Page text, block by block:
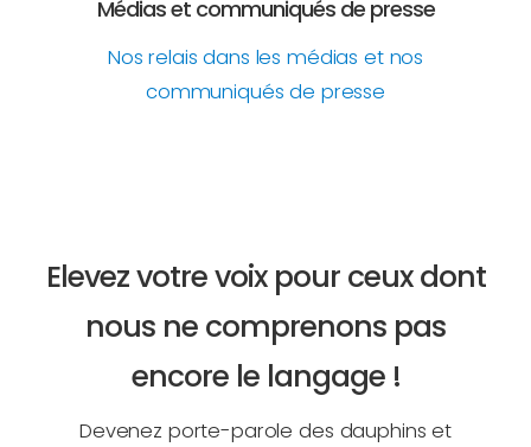
Médias et communiqués de presse
Nos relais dans les médias et nos
communiqués de presse
Elevez votre voix pour ceux dont
nous ne comprenons pas
encore le langage !
Devenez porte-parole des dauphins et